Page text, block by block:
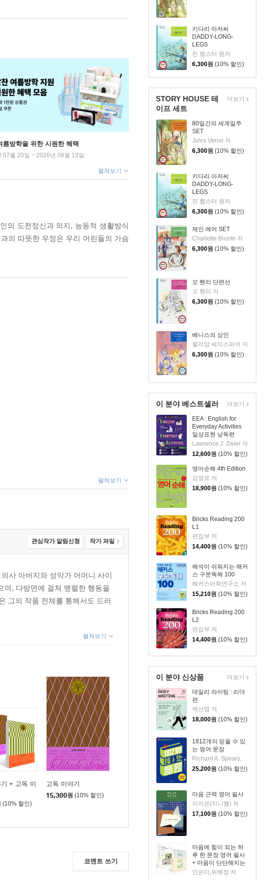
키다리 아저씨
DADDY-LONG-
LEGS
진 웹스터 원저
6,300원 (10% 할인)
STORY HOUSE 테
이프 세트
80일간의 세계일주
SET
Jules Verne 저
6,300원 (10% 할인)
키다리 아저씨
DADDY-LONG-
LEGS
진 웹스터 원저
6,300원 (10% 할인)
제인 에어 SET
Charlotte Bronte 저
6,300원 (10% 할인)
오 헨리 단편선
오 헨리 저
6,300원 (10% 할인)
베니스의 상인
윌리암 세익스피어 저
6,300원 (10% 할인)
더보기
이 분야 베스트셀러
EEA : English for
Everyday Activities
일상표현 낭독편
Lawrence J. Zwier 저
12,600원 (10% 할인)
영어순해 4th Edition
김영로 저
18,900원 (10% 할인)
Bricks Reading 200
L1
편집부 저
14,400원 (10% 할인)
해석이 쉬워지는 해커
스 구문독해 100
해커스어학연구소 저
15,210원 (10% 할인)
Bricks Reading 200
L2
편집부 저
14,400원 (10% 할인)
더보기
이 분야 신상품
데일리 라이팅 : 리더
편
백선엽 저
18,000원 (10% 할인)
1812개의 믿을 수 있
는 영어 문장
Richard A. Spears, Ph. D. 저
25,200원 (10% 할인)
마음 근력 영어 필사
이지은(지니쌤) 저
17,100원 (10% 할인)
마음에 힘이 되는 하
루 한 문장 영어 필사
+ 마음이 단단해지는
하루 한 문장 일본어
필사 세트
안은미,위혜정 저
더보기
름방학을 위한 시원한 혜택
07월 20일 ~ 2026년 08월 13일
펼쳐보기
의 도전정신과 의지, 능동적 생활방식
의 따뜻한 우정은 우리 어린들의 가슴
펼쳐보기
관심작가 알림신청 작가 파일
사 아버지와 성악가 어머니 사이
며, 다방면에 걸쳐 맹렬한 행동을
그의 작품 전체를 통해서도 드러
펼쳐보기
+ 고독 이
(10% 할인)
고독 이야기
15,300원 (10% 할인)
코멘트 쓰기